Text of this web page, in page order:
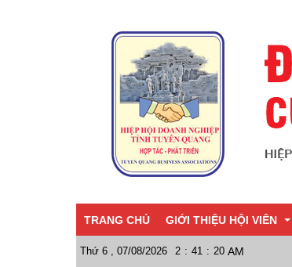
TRANG CHỦ GIỚI THIỆU HỘI VIÊN
Thứ 6 , 07/08/2026 2 : 41 : 22 AM